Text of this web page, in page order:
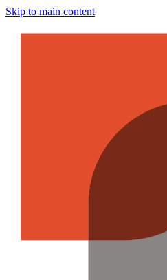
Skip to main content